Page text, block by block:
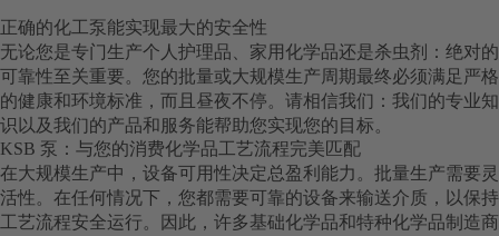
正确的化工泵能实现最大的安全性
无论您是专门生产个人护理品、家用化学品还是杀虫剂：绝对的
可靠性至关重要。您的批量或大规模生产周期最终必须满足严格
的健康和环境标准，而且昼夜不停。请相信我们：我们的专业知
识以及我们的产品和服务能帮助您实现您的目标。
KSB 泵：与您的消费化学品工艺流程完美匹配
在大规模生产中，设备可用性决定总盈利能力。批量生产需要灵
活性。在任何情况下，您都需要可靠的设备来输送介质，以保持
工艺流程安全运行。因此，许多基础化学品和特种化学品制造商